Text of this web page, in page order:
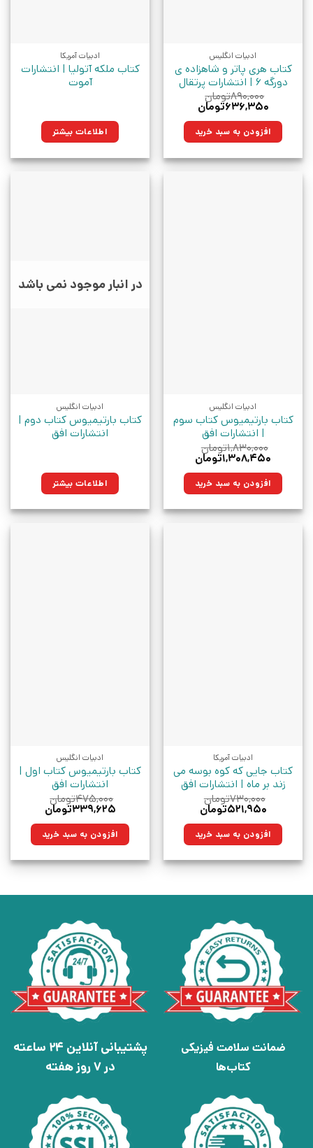
ادبیات انگلیس
کتاب هری پاتر و شاهزاده ی
دورگه 6 | انتشارات پرتقال
۸۹۰,۰۰۰تومان
قیمت
۸۹۰,۰۰۰تومان
بود.
۶۳۶,۳۵۰تومان
۶۳۶,۳۵۰تومان.افزودن به سبد خرید
ادبیات آمریکا
کتاب ملکه آتولیا | انتشارات
آموت
اطلاعات بیشتر
ادبیات انگلیس
کتاب بارتیمیوس کتاب سوم
| انتشارات افق
۱,۸۳۰,۰۰۰تومان
قیمت
۱,۸۳۰,۰۰۰تومان
بود.
۱,۳۰۸,۴۵۰تومان
۱,۳۰۸,۴۵۰تومان. افزودن به سبد خرید
در انبار موجود نمی باشد
ادبیات انگلیس
کتاب بارتیمیوس کتاب دوم |
انتشارات افق
اطلاعات بیشتر
ادبیات آمریکا
کتاب جایی که کوه بوسه می
زند بر ماه | انتشارات افق
۷۳۰,۰۰۰تومان
قیمت
۷۳۰,۰۰۰تومان
بود.
۵۲۱,۹۵۰تومان
۵۲۱,۹۵۰تومان.افزودن به سبد خرید
ادبیات انگلیس
کتاب بارتیمیوس کتاب اول |
انتشارات افق
۴۷۵,۰۰۰تومان
قیمت
۴۷۵,۰۰۰تومان
بود.
۳۳۹,۶۲۵تومان
۳۳۹,۶۲۵تومان.افزودن به سبد خرید
ضمانت سلامت فیزیکی
کتاب‌ها
پشتیبانی آنلاین 24 ساعته
در 7 روز هفته